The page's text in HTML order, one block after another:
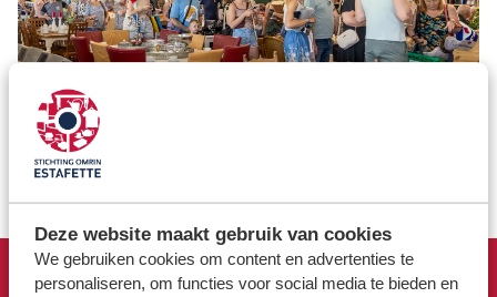
Deze website maakt gebruik van cookies
We gebruiken cookies om content en advertenties te
personaliseren, om functies voor social media te bieden en
Met de opening van deze zevende winkel voelt het voor
Estafette alsof de cirkel weer rond is. Sneek en Estafette